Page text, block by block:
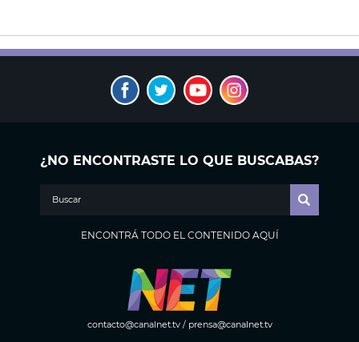
¿NO ENCONTRASTE LO QUE BUSCABAS?
ENCONTRÁ TODO EL CONTENIDO AQUÍ
contacto@canalnet.tv/ prensa@canalnet.tv